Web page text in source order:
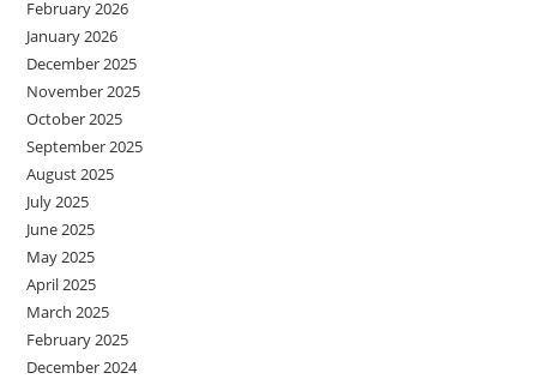
February 2026
January 2026
December 2025
November 2025
October 2025
September 2025
August 2025
July 2025
June 2025
May 2025
April 2025
March 2025
February 2025
December 2024